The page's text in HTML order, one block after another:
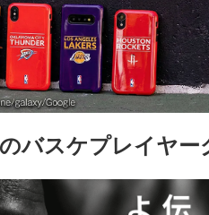
バスケプレイヤー